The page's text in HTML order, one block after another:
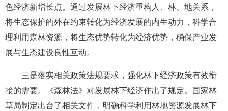
色经济新增长点。通过发展林下经济重构人、林、地关系，
将生态保护的外在约束转化为经济发展的内生动力，科学合
理利用森林资源，将生态优势转化为经济优势，确保产业发
展与生态建设良性互动。
三是落实相关政策法规要求，强化林下经济政策有效衔
接的需要。《森林法》对发展林下经济作出了规定。国家林
草局制定出台了相关文件，明确科学利用林地资源发展林下